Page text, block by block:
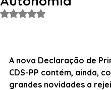
Avaliado com NaN de 5
A nova Declaração de
CDS-PP contém, ainda,
grandes novidades a